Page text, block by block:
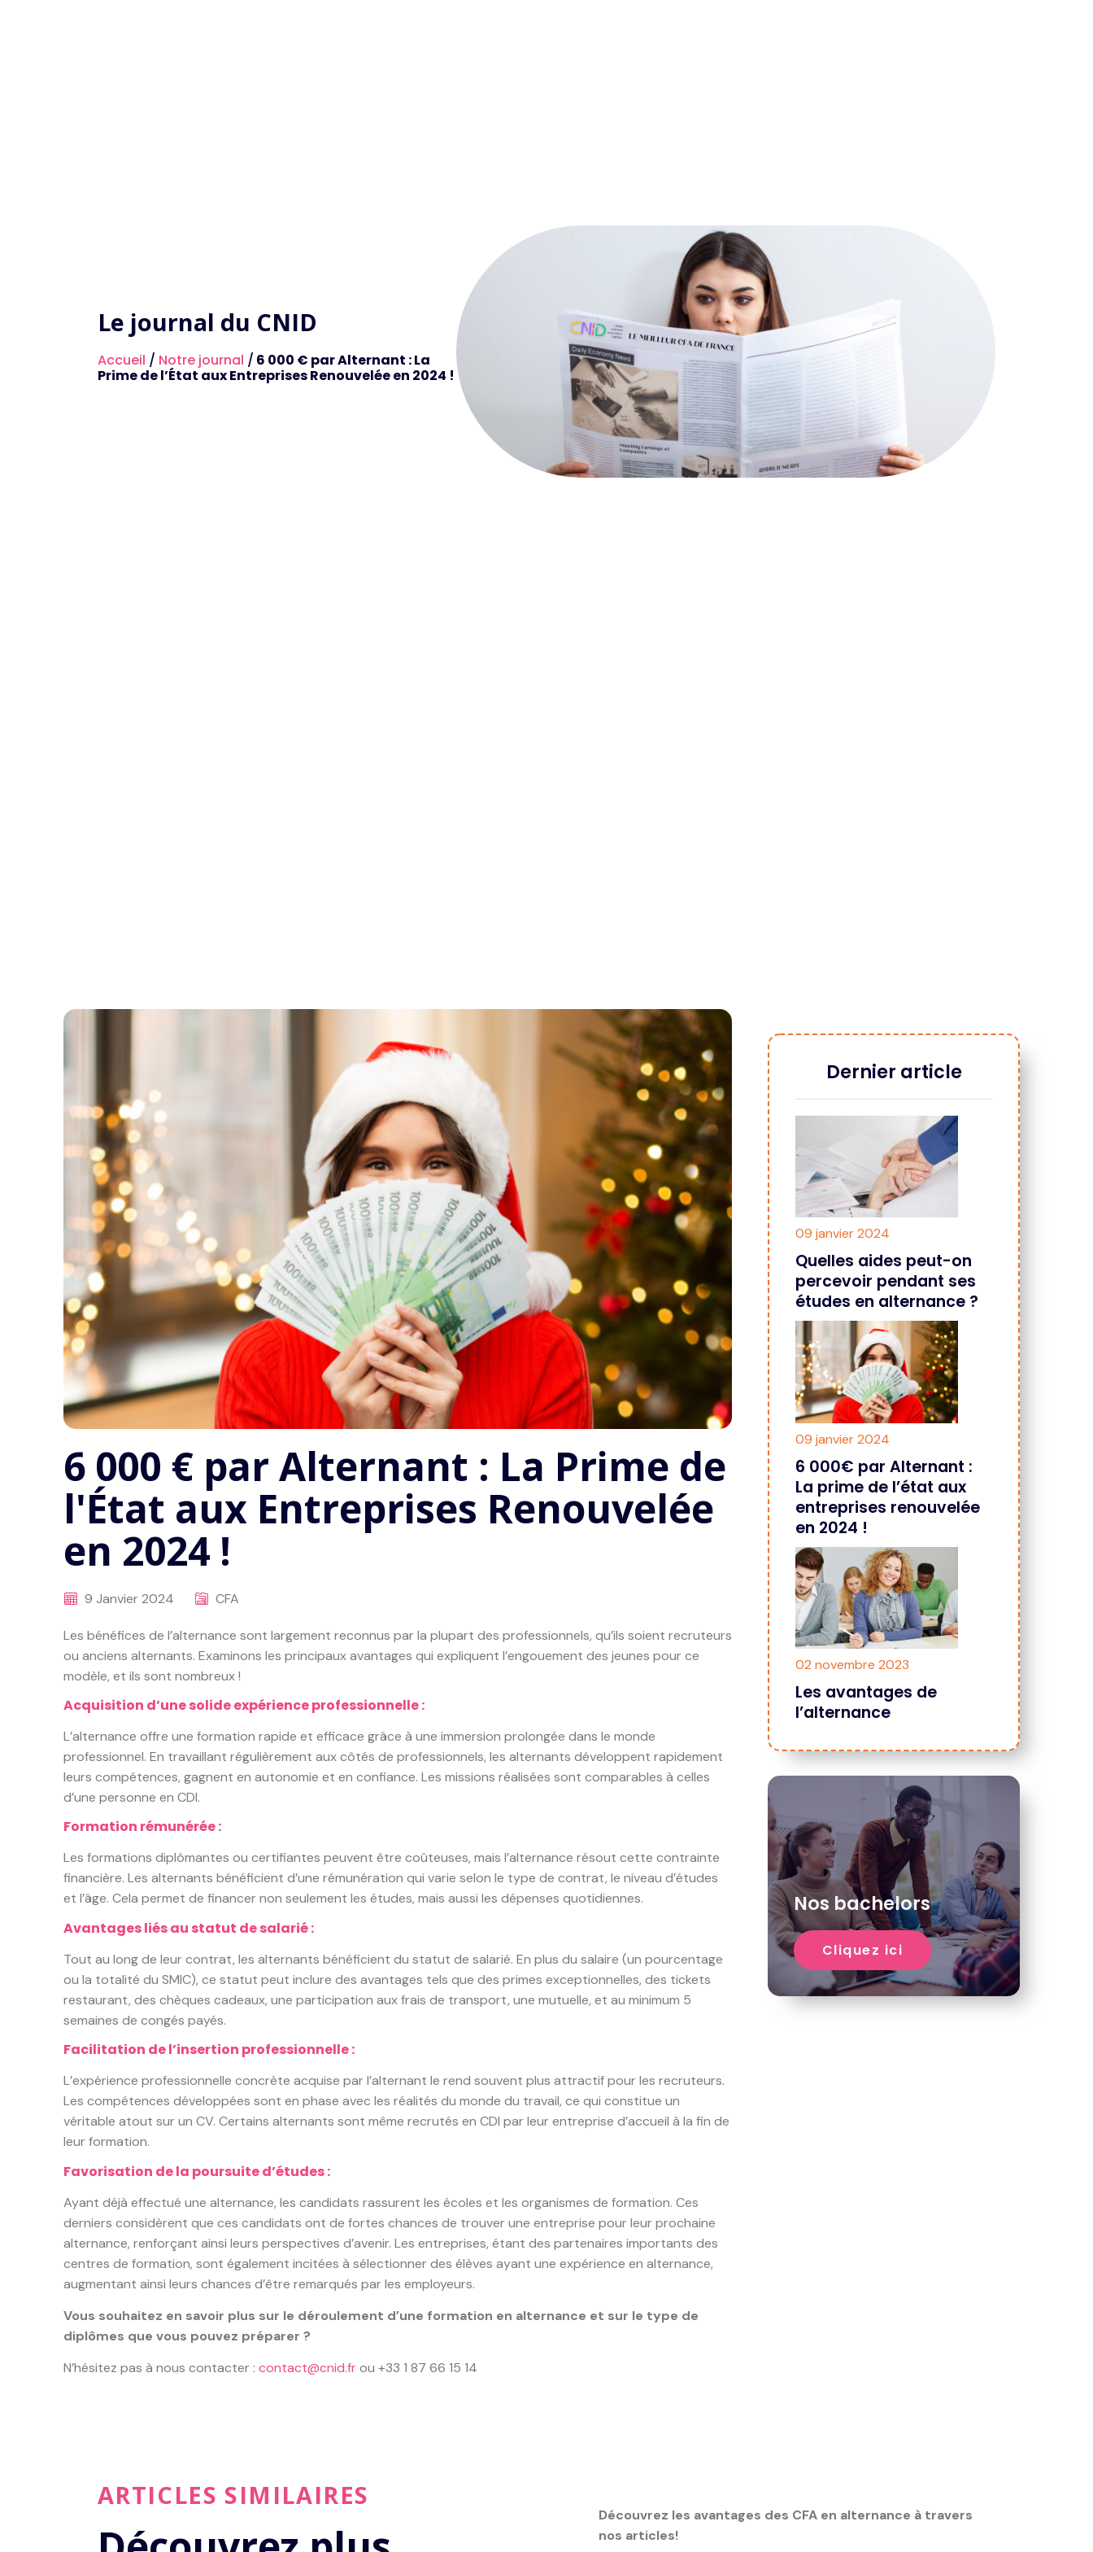
Le journal du CNID
Accueil / Notre journal / 6 000 € par Alternant : La
Prime de l’État aux Entreprises Renouvelée en 2024 !
6 000 € par Alternant : La Prime de
l'État aux Entreprises Renouvelée
en 2024 !
9 Janvier 2024 CFA
Les bénéfices de l’alternance sont largement reconnus par la plupart des professionnels, qu’ils soient recruteurs
ou anciens alternants. Examinons les principaux avantages qui expliquent l’engouement des jeunes pour ce
modèle, et ils sont nombreux !
Acquisition d’une solide expérience professionnelle :
L’alternance offre une formation rapide et efficace grâce à une immersion prolongée dans le monde
professionnel. En travaillant régulièrement aux côtés de professionnels, les alternants développent rapidement
leurs compétences, gagnent en autonomie et en confiance. Les missions réalisées sont comparables à celles
d’une personne en CDI.
Formation rémunérée :
Les formations diplômantes ou certifiantes peuvent être coûteuses, mais l’alternance résout cette contrainte
financière. Les alternants bénéficient d’une rémunération qui varie selon le type de contrat, le niveau d’études
et l’âge. Cela permet de financer non seulement les études, mais aussi les dépenses quotidiennes.
Avantages liés au statut de salarié :
Tout au long de leur contrat, les alternants bénéficient du statut de salarié. En plus du salaire (un pourcentage
ou la totalité du SMIC), ce statut peut inclure des avantages tels que des primes exceptionnelles, des tickets
restaurant, des chèques cadeaux, une participation aux frais de transport, une mutuelle, et au minimum 5
semaines de congés payés.
Facilitation de l’insertion professionnelle :
L’expérience professionnelle concrète acquise par l’alternant le rend souvent plus attractif pour les recruteurs.
Les compétences développées sont en phase avec les réalités du monde du travail, ce qui constitue un
véritable atout sur un CV. Certains alternants sont même recrutés en CDI par leur entreprise d’accueil à la fin de
leur formation.
Favorisation de la poursuite d’études :
Ayant déjà effectué une alternance, les candidats rassurent les écoles et les organismes de formation. Ces
derniers considèrent que ces candidats ont de fortes chances de trouver une entreprise pour leur prochaine
alternance, renforçant ainsi leurs perspectives d’avenir. Les entreprises, étant des partenaires importants des
centres de formation, sont également incitées à sélectionner des élèves ayant une expérience en alternance,
augmentant ainsi leurs chances d’être remarqués par les employeurs.
Vous souhaitez en savoir plus sur le déroulement d’une formation en alternance et sur le type de
diplômes que vous pouvez préparer ?
N’hésitez pas à nous contacter : contact@cnid.frou +33 1 87 66 15 14
Dernier article
09 janvier 2024
Quelles aides peut-on
percevoir pendant ses
études en alternance ?
09 janvier 2024
6 000€ par Alternant :
La prime de l’état aux
entreprises renouvelée
en 2024 !
02 novembre 2023
Les avantages de
l’alternance
Nos bachelors
Cliquez ici
ARTICLES SIMILAIRES
Découvrez les avantages des CFA en alternance à travers
nos articles!